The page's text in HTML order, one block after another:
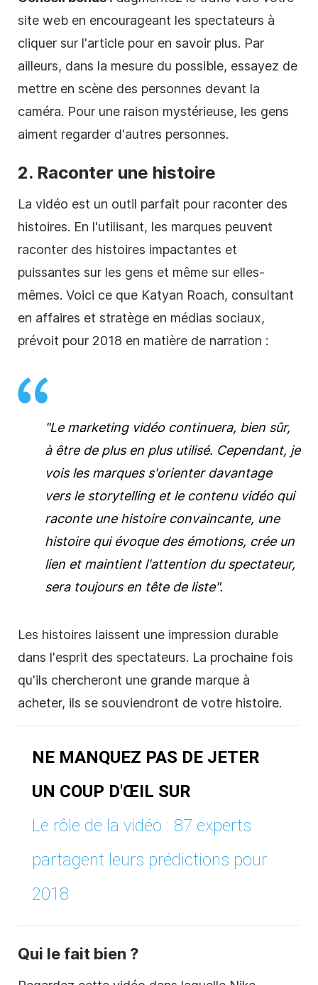
site web en encourageant les spectateurs à
cliquer sur l'article pour en savoir plus. Par
ailleurs, dans la mesure du possible, essayez de
mettre en scène des personnes devant la
caméra. Pour une raison mystérieuse, les gens
aiment regarder d'autres personnes.
2. Raconter une histoire
La vidéo est un outil parfait pour raconter des
histoires. En l'utilisant, les marques peuvent
raconter des histoires impactantes et
puissantes sur les gens et même sur elles-
mêmes. Voici ce que Katyan Roach, consultant
en affaires et stratège en médias sociaux,
prévoit pour 2018 en matière de narration :
"Le marketing vidéo continuera, bien sûr,
à être de plus en plus utilisé. Cependant, je
vois les marques s'orienter davantage
vers le storytelling et le contenu vidéo qui
raconte une histoire convaincante, une
histoire qui évoque des émotions, crée un
lien et maintient l'attention du spectateur,
sera toujours en tête de liste".
Les histoires laissent une impression durable
dans l'esprit des spectateurs. La prochaine fois
qu'ils chercheront une grande marque à
acheter, ils se souviendront de votre histoire.
NE MANQUEZ PAS DE JETER
UN COUP D'ŒIL SUR
Le rôle de la vidéo : 87 experts
partagent leurs prédictions pour
2018
Qui le fait bien ?